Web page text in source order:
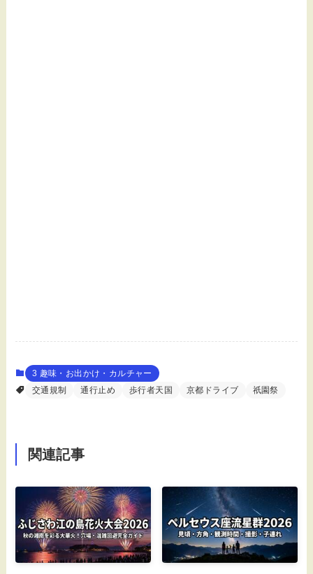
3 趣味・お出かけ・カルチャー
交通規制
通行止め 歩行者天国 京都ドライブ 祇園祭
関連記事